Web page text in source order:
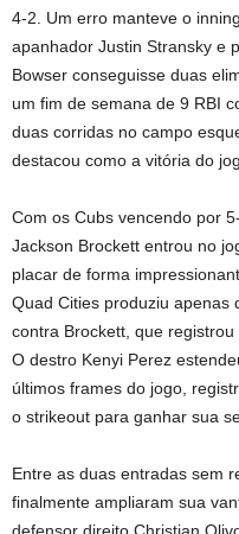
4-2. Um erro manteve o
apanhador Justin Stransky e
Bowser conseguisse duas
um fim de semana de 9 RBI
duas corridas no campo
destacou como a vitória do
Com os Cubs vencendo por
Jackson Brockett entrou no
placar de forma
Quad Cities produziu apenas
contra Brockett, que
O destro Kenyi Perez
últimos frames do jogo,
o strikeout para ganhar sua
Entre as duas entradas sem
finalmente ampliaram sua